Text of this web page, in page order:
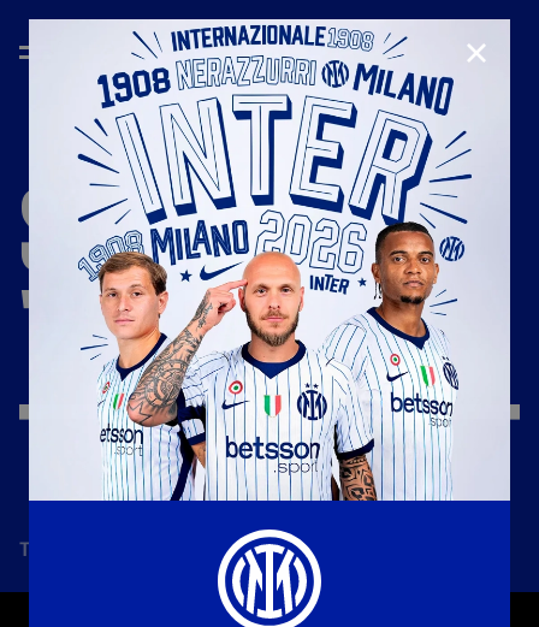
STAGIONE
'23/'24
Tutte le notizie Squadra Società